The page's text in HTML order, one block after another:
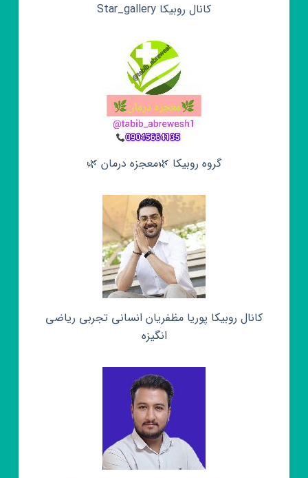
کانال روبیکا Star_gallery
گروه روبیکا 🌿معجزه درمان 🌿
کانال روبیکا پوریا مظفریان انسانی تجربی ریاضی
انگیزه